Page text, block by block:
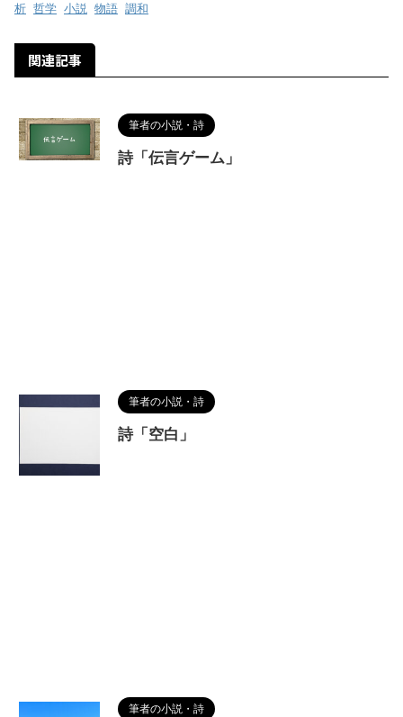
析 哲学 小説 物語 調和
関連記事
筆者の小説・詩
詩「伝言ゲーム」
筆者の小説・詩
詩「空白」
筆者の小説・詩